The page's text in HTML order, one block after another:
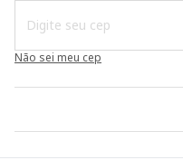
Não sei meu cep